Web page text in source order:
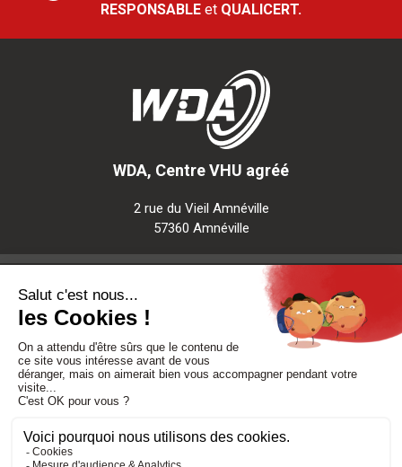
RESPONSABLE et QUALICERT.
WDA, Centre VHU agréé
2 rue du Vieil Amnéville
57360 Amnéville
Besoin d'aide